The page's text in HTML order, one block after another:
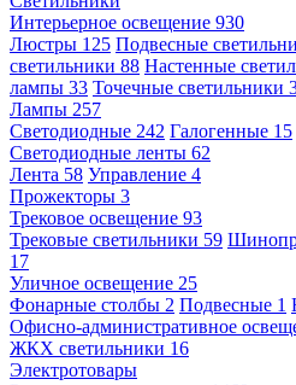
Интерьерное освещение 930
Люстры 125 Подвесные
светильники 88 Настенные
лампы 33 Точечные светильники
Лампы 257
Светодиодные 242 Галогенные 15
Светодиодные ленты 62
Лента 58 Управление 4
Прожекторы 3
Трековое освещение 93
Трековые светильники 59
17
Уличное освещение 25
Фонарные столбы 2 Подвесные 1
Офисно-административное
ЖКХ светильники 16
Электротовары